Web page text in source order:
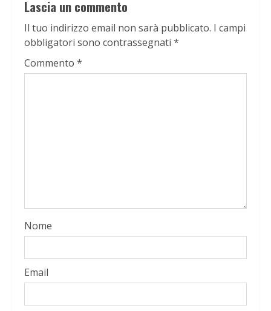
Lascia un commento
Il tuo indirizzo email non sarà pubblicato. I campi
obbligatori sono contrassegnati *
Commento *
Nome
Email